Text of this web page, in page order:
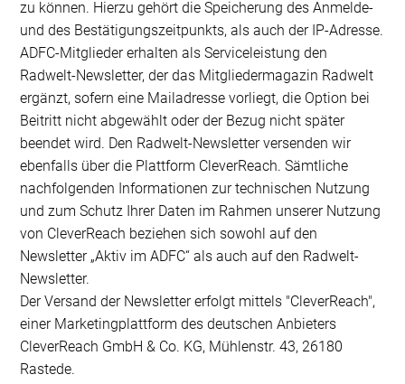
zu können. Hierzu gehört die Speicherung des Anmelde-
und des Bestätigungszeitpunkts, als auch der IP-Adresse.
ADFC-Mitglieder erhalten als Serviceleistung den
Radwelt-Newsletter, der das Mitgliedermagazin Radwelt
ergänzt, sofern eine Mailadresse vorliegt, die Option bei
Beitritt nicht abgewählt oder der Bezug nicht später
beendet wird. Den Radwelt-Newsletter versenden wir
ebenfalls über die Plattform CleverReach. Sämtliche
nachfolgenden Informationen zur technischen Nutzung
und zum Schutz Ihrer Daten im Rahmen unserer Nutzung
von CleverReach beziehen sich sowohl auf den
Newsletter „Aktiv im ADFC“ als auch auf den Radwelt-
Newsletter.
Der Versand der Newsletter erfolgt mittels "CleverReach",
einer Marketingplattform des deutschen Anbieters
CleverReach GmbH & Co. KG, Mühlenstr. 43, 26180
Rastede.